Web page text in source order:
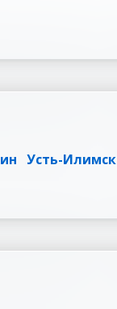
Усть-Илимск